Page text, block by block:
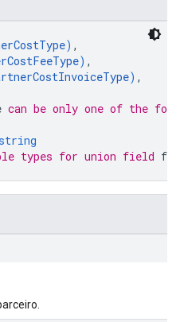
) ,
) ,
) ,
can be only one of the
types for union field